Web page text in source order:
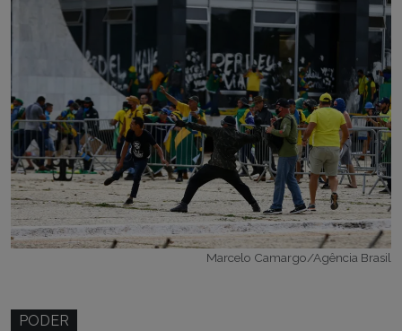
Marcelo Camargo/Agência Brasil
PODER